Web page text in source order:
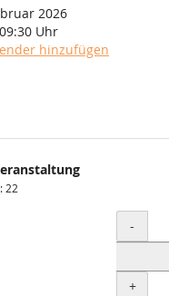
2026
09:30 Uhr
hinzufügen
22
Menge
-
+